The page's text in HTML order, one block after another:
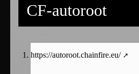
CF-autoroot
https://autoroot.chainfire.eu/